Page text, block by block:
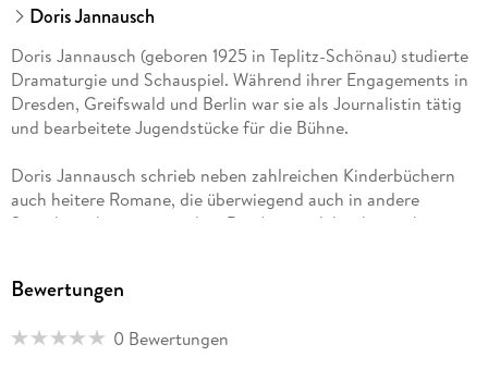
Doris Jannausch
Doris Jannausch (geboren 1925 in Teplitz-Schönau) studierte
Dramaturgie und Schauspiel. Während ihrer Engagements in
Dresden, Greifswald und Berlin war sie als Journalistin tätig
und bearbeitete Jugendstücke für die Bühne.
Doris Jannausch schrieb neben zahlreichen Kinderbüchern
auch heitere Romane, die überwiegend auch in andere
Sprachen übersetzt wurden. Die Autorin lebte bis zu ihrem
Bewertungen
0 Bewertungen